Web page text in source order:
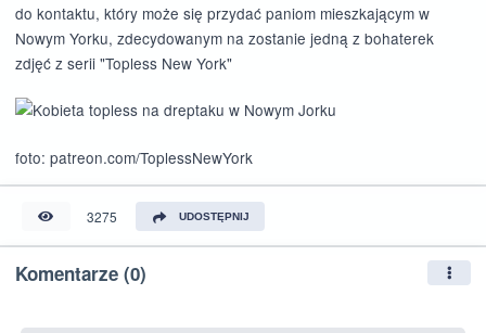
do kontaktu, który może się przydać paniom mieszkającym w
Nowym Yorku, zdecydowanym na zostanie jedną z bohaterek
zdjęć z serii "Topless New York"
foto: patreon.com/ToplessNewYork
3275 UDOSTĘPNIJ
Komentarze (0)